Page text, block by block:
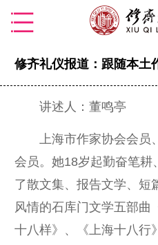
修齐礼仪报道：跟随本土
讲述人：董鸣亭
上海市作家协会会员
会员。她18岁起勤奋笔耕
了散文集、报告文学、短
风情的石库门文学五部曲
十八样》、《上海十八行